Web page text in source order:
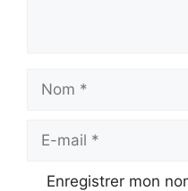
mail
Enregistrer mon